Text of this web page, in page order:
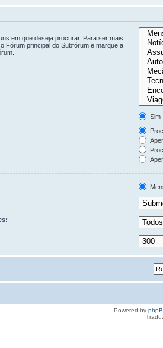
em que deseja procurar. Para ser mais
Fórum principal do Subfórum e marque a
Sim
Powered by